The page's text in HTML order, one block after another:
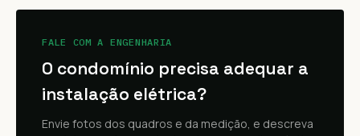
FALE COM A ENGENHARIA
O condomínio precisa adequar a
instalação elétrica?
Envie fotos dos quadros e da medição, e descreva